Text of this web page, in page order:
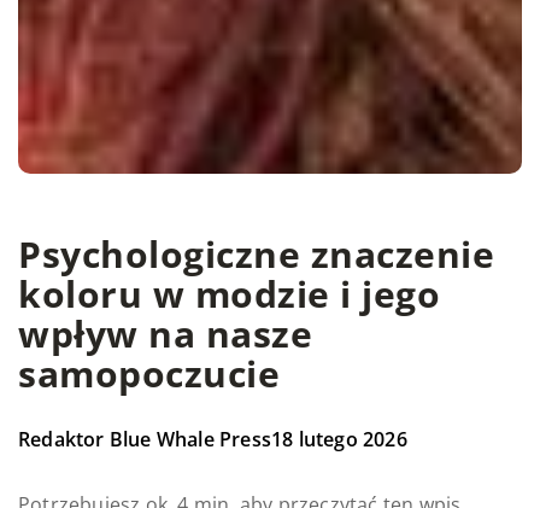
Psychologiczne znaczenie
koloru w modzie i jego
wpływ na nasze
samopoczucie
Redaktor Blue Whale Press18 lutego 2026